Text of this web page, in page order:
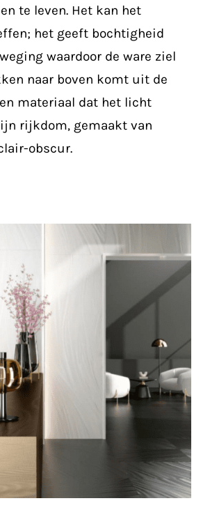
te leven. Het kan het
het geeft bochtigheid
waardoor de ware ziel
naar boven komt uit de
materiaal dat het licht
rijkdom, gemaakt van
obscur.